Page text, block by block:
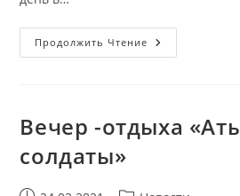
Продолжить Чтение Тематический
Вечер
Вечер -отдыха
солдаты»